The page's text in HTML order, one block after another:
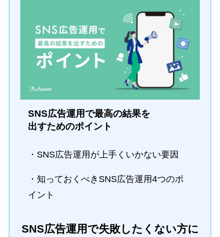
SNS広告運用で最高の結果を
出すためのポイント
・SNS広告運用が上手くいかない要因
・知っておくべきSNS広告運用4つのポ
イント
SNS広告運用で失敗したくない方に